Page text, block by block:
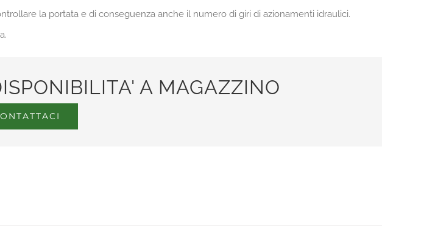
la portata e di conseguenza anche il numero di giri di azionamenti idraulici.
A MAGAZZINO